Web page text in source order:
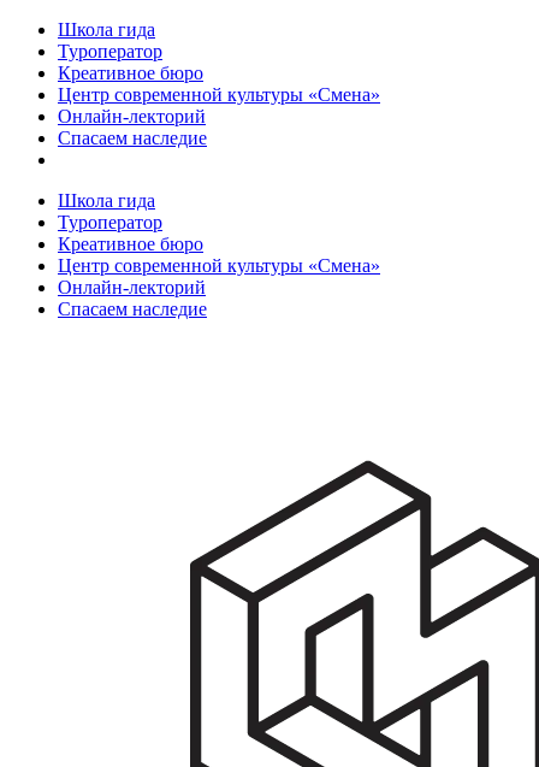
Школа гида
Туроператор
Креативное бюро
Центр современной культуры «Смена»
Онлайн-лекторий
Спасаем наследие
Школа гида
Туроператор
Креативное бюро
Центр современной культуры «Смена»
Онлайн-лекторий
Спасаем наследие